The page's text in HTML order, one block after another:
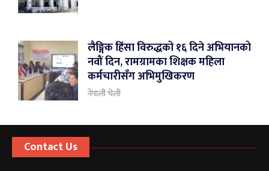
लैङ्गिक हिंसा विरुद्धको १६ दिने अभियानको
नवौं दिन, रामग्रामका शिक्षक महिला
कर्मचारीसँग अभिमुखिकरण
नेपाली चेली
Contact Us